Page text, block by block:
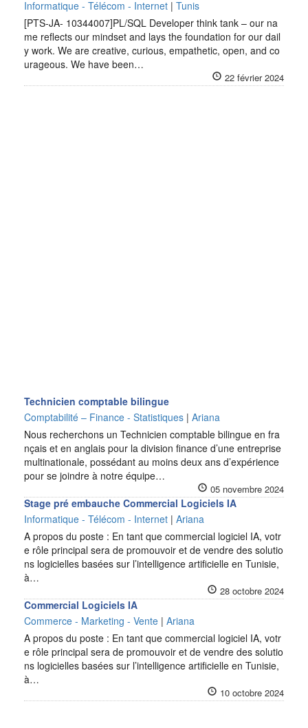
Informatique - Télécom - Internet | Tunis
[PTS-JA- 10344007]PL/SQL Developer think tank – our na
me reflects our mindset and lays the foundation for our dail
y work. We are creative, curious, empathetic, open, and co
urageous. We have been…
22 février 2024
Technicien comptable bilingue
Comptabilité – Finance - Statistiques | Ariana
Nous recherchons un Technicien comptable bilingue en fra
nçais et en anglais pour la division finance d’une entreprise
multinationale, possédant au moins deux ans d’expérience
pour se joindre à notre équipe…
05 novembre 2024
Stage pré embauche Commercial Logiciels IA
Informatique - Télécom - Internet | Ariana
A propos du poste : En tant que commercial logiciel IA, votr
e rôle principal sera de promouvoir et de vendre des solutio
ns logicielles basées sur l’intelligence artificielle en Tunisie,
à…
28 octobre 2024
Commercial Logiciels IA
Commerce - Marketing - Vente | Ariana
A propos du poste : En tant que commercial logiciel IA, votr
e rôle principal sera de promouvoir et de vendre des solutio
ns logicielles basées sur l’intelligence artificielle en Tunisie,
à…
10 octobre 2024